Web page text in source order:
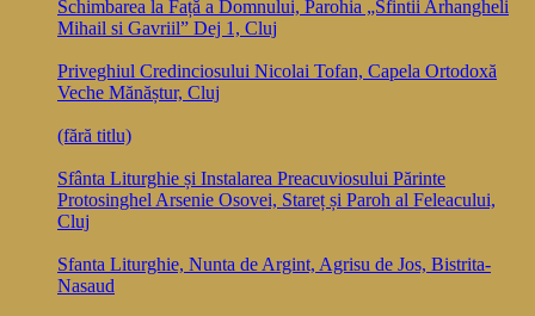
Schimbarea la Față a Domnului, Parohia „Sfintii Arhangheli
Mihail si Gavriil” Dej 1, Cluj
Priveghiul Credinciosului Nicolai Tofan, Capela Ortodoxă
Veche Mănăștur, Cluj
(fără titlu)
Sfânta Liturghie și Instalarea Preacuviosului Părinte
Protosinghel Arsenie Osovei, Stareț și Paroh al Feleacului,
Cluj
Sfanta Liturghie, Nunta de Argint, Agrisu de Jos, Bistrita-
Nasaud